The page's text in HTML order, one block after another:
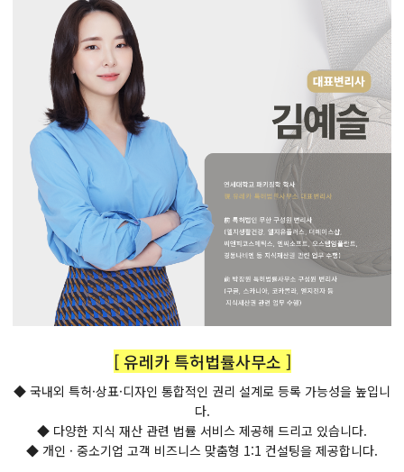
[ 유레카 특허법률사무소 ]
◆ 국내외 특허·상표·디자인 통합적인 권리 설계로 등록 가능성을 높입니
다.
◆ 다양한 지식 재산 관련 법률 서비스 제공해 드리고 있습니다.
◆ 개인 · 중소기업 고객 비즈니스 맞춤형 1:1 컨설팅을 제공합니다.